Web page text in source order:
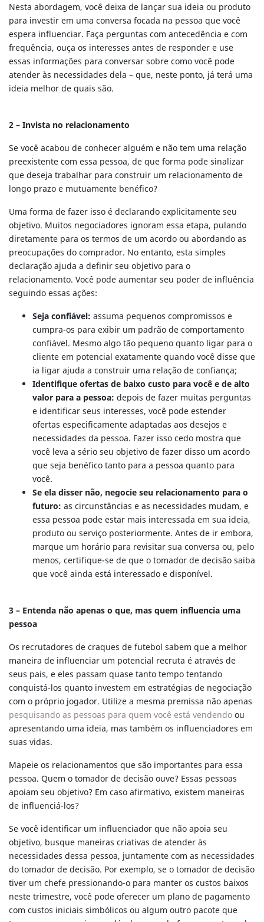
Nesta abordagem, você deixa de lançar sua ideia ou produto
para investir em uma conversa focada na pessoa que você
espera influenciar. Faça perguntas com antecedência e com
frequência, ouça os interesses antes de responder e use
essas informações para conversar sobre como você pode
atender às necessidades dela – que, neste ponto, já terá uma
ideia melhor de quais são.
2 – Invista no relacionamento
Se você acabou de conhecer alguém e não tem uma relação
preexistente com essa pessoa, de que forma pode sinalizar
que deseja trabalhar para construir um relacionamento de
longo prazo e mutuamente benéfico?
Uma forma de fazer isso é declarando explicitamente seu
objetivo. Muitos negociadores ignoram essa etapa, pulando
diretamente para os termos de um acordo ou abordando as
preocupações do comprador. No entanto, esta simples
declaração ajuda a definir seu objetivo para o
relacionamento. Você pode aumentar seu poder de influência
seguindo essas ações:
Seja confiável: assuma pequenos compromissos e
cumpra-os para exibir um padrão de comportamento
confiável. Mesmo algo tão pequeno quanto ligar para o
cliente em potencial exatamente quando você disse que
ia ligar ajuda a construir uma relação de confiança;
Identifique ofertas de baixo custo para você e de alto
valor para a pessoa: depois de fazer muitas perguntas
e identificar seus interesses, você pode estender
ofertas especificamente adaptadas aos desejos e
necessidades da pessoa. Fazer isso cedo mostra que
você leva a sério seu objetivo de fazer disso um acordo
que seja benéfico tanto para a pessoa quanto para
você.
Se ela disser não, negocie seu relacionamento para o
futuro: as circunstâncias e as necessidades mudam, e
essa pessoa pode estar mais interessada em sua ideia,
produto ou serviço posteriormente. Antes de ir embora,
marque um horário para revisitar sua conversa ou, pelo
menos, certifique-se de que o tomador de decisão saiba
que você ainda está interessado e disponível.
3 – Entenda não apenas o que, mas quem influencia uma
pessoa
Os recrutadores de craques de futebol sabem que a melhor
maneira de influenciar um potencial recruta é através de
seus pais, e eles passam quase tanto tempo tentando
conquistá-los quanto investem em estratégias de negociação
com o próprio jogador. Utilize a mesma premissa não apenas
pesquisando as pessoas para quem você está vendendoou
apresentando uma ideia, mas também os influenciadores em
suas vidas.
Mapeie os relacionamentos que são importantes para essa
pessoa. Quem o tomador de decisão ouve? Essas pessoas
apoiam seu objetivo? Em caso afirmativo, existem maneiras
de influenciá-los?
Se você identificar um influenciador que não apoia seu
objetivo, busque maneiras criativas de atender às
necessidades dessa pessoa, juntamente com as necessidades
do tomador de decisão. Por exemplo, se o tomador de decisão
tiver um chefe pressionando-o para manter os custos baixos
neste trimestre, você pode oferecer um plano de pagamento
com custos iniciais simbólicos ou algum outro pacote que